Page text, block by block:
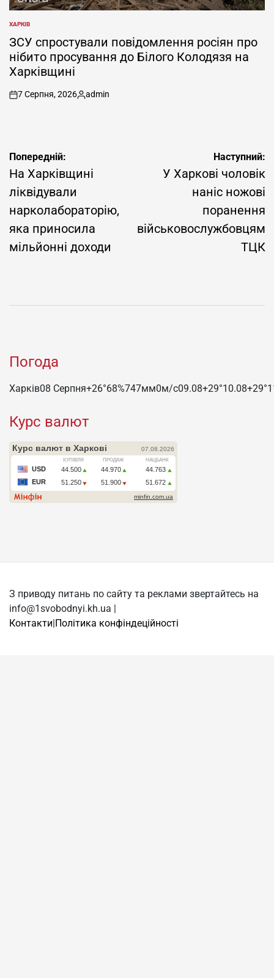
ОПУБЛІКУВАТИ
У
ХАРКІВ
ЗСУ спростували повідомлення росіян про
нібито просування до Білого Колодязя на
Харківщині
on
7 Серпня, 2026
Опубліковано
admin
Навігація
записів
Попередній:
На Харківщині
ліквідували
нарколабораторію,
яка приносила
мільйонні доходи
Наступний:
У Харкові чоловік
наніс ножові
поранення
військовослужбовцям
ТЦК
Погода
Харків08 Серпня+26°68%747мм0м/c09.08+29°10.08+29°
Курс валют
З приводу питань по сайту та реклами звертайтесь на
info@1svobodnyi.kh.ua |
Контакти Політика конфіндеційності